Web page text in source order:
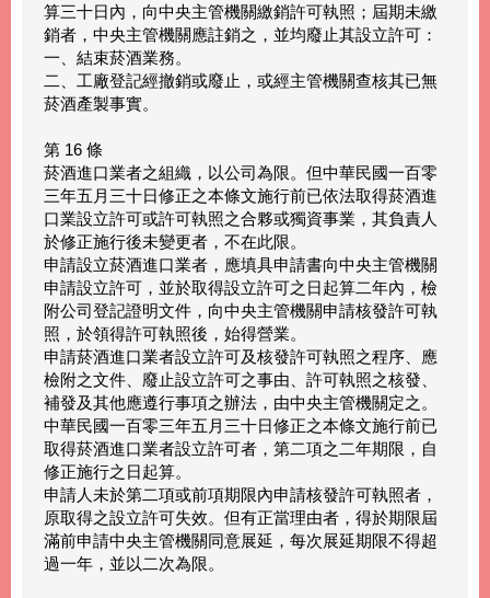
算三十日內，向中央主管機關繳銷許可執照；屆期未繳
銷者，中央主管機關應註銷之，並均廢止其設立許可：
一、結束菸酒業務。
二、工廠登記經撤銷或廢止，或經主管機關查核其已無
菸酒產製事實。
第 16 條
菸酒進口業者之組織，以公司為限。但中華民國一百零
三年五月三十日修正之本條文施行前已依法取得菸酒進
口業設立許可或許可執照之合夥或獨資事業，其負責人
於修正施行後未變更者，不在此限。
申請設立菸酒進口業者，應填具申請書向中央主管機關
申請設立許可，並於取得設立許可之日起算二年內，檢
附公司登記證明文件，向中央主管機關申請核發許可執
照，於領得許可執照後，始得營業。
申請菸酒進口業者設立許可及核發許可執照之程序、應
檢附之文件、廢止設立許可之事由、許可執照之核發、
補發及其他應遵行事項之辦法，由中央主管機關定之。
中華民國一百零三年五月三十日修正之本條文施行前已
取得菸酒進口業者設立許可者，第二項之二年期限，自
修正施行之日起算。
申請人未於第二項或前項期限內申請核發許可執照者，
原取得之設立許可失效。但有正當理由者，得於期限屆
滿前申請中央主管機關同意展延，每次展延期限不得超
過一年，並以二次為限。